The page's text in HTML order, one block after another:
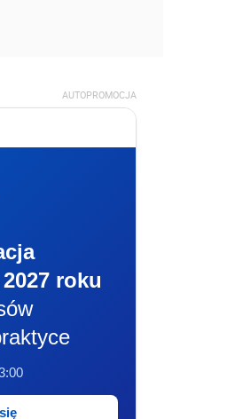
AUTOPROMOCJA
roku